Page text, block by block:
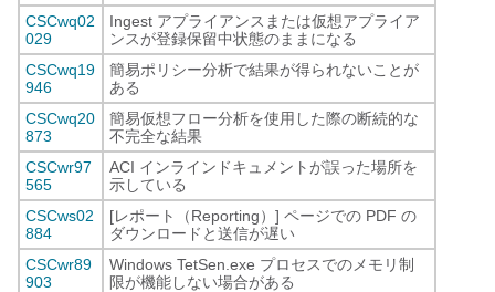
CSCwq02
029
Ingest アプライアンスまたは仮想アプライア
ンスが登録保留中状態のままになる
CSCwq19
946
簡易ポリシー分析で結果が得られないことが
ある
CSCwq20
873
簡易仮想フロー分析を使用した際の断続的な
不完全な結果
CSCwr97
565
ACI インラインドキュメントが誤った場所を
示している
CSCws02
884
[レポート（Reporting）] ページでの PDF の
ダウンロードと送信が遅い
CSCwr89
903
Windows TetSen.exe プロセスでのメモリ制
限が機能しない場合がある